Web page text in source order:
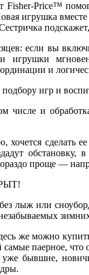
Fisher-Price™
игрушка
если вы
и
игр и
числе и
хочется
обстановку,
проще —
лыж или
же можно
паерное,
уже бывшие,